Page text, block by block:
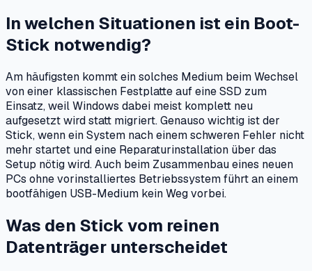
In welchen Situationen ist ein Boot-
Stick notwendig?
Am häufigsten kommt ein solches Medium beim Wechsel
von einer klassischen Festplatte auf eine SSD zum
Einsatz, weil Windows dabei meist komplett neu
aufgesetzt wird statt migriert. Genauso wichtig ist der
Stick, wenn ein System nach einem schweren Fehler nicht
mehr startet und eine Reparaturinstallation über das
Setup nötig wird. Auch beim Zusammenbau eines neuen
PCs ohne vorinstalliertes Betriebssystem führt an einem
bootfähigen USB-Medium kein Weg vorbei.
Was den Stick vom reinen
Datenträger unterscheidet